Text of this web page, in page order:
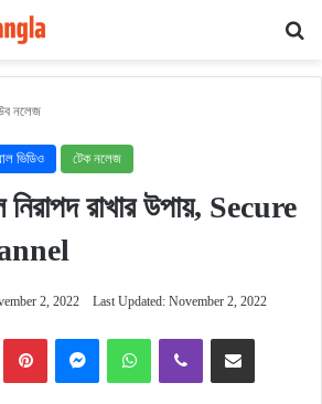
নলেজ
ভিডিও টেক নলেজ
নিরাপদ রাখার উপায়, Secure
2, 2022 Last Updated: November 2, 2022
PinterestMessengerWhatsAppViber Share via Email